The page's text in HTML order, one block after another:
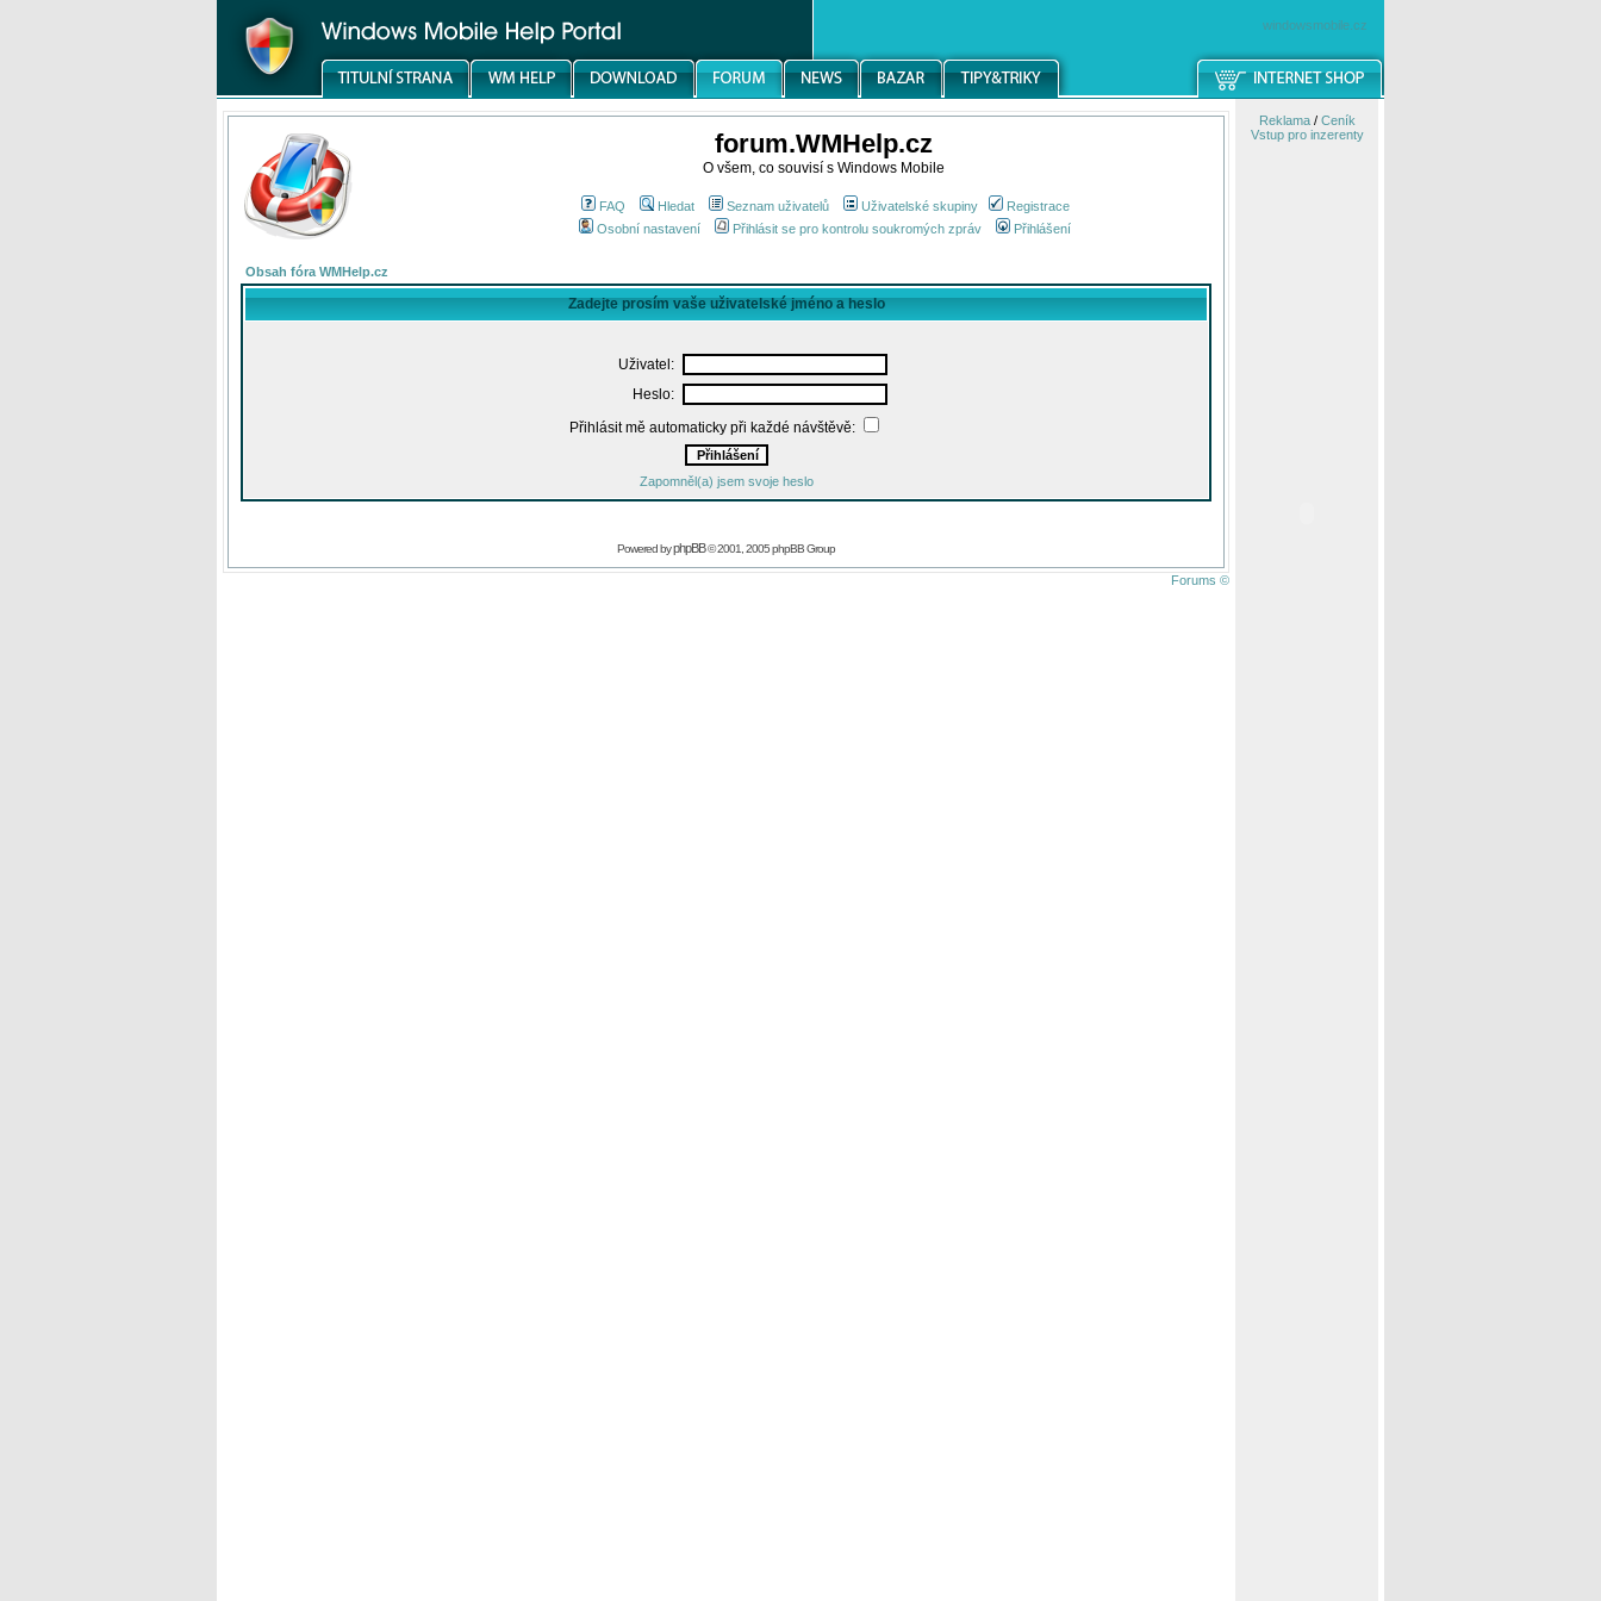
windowsmobile.cz
forum.WMHelp.cz
O všem, co souvisí s Windows Mobile
FAQ Hledat Seznam uživatelů Uživatelské skupiny
Registrace
Osobní nastavení
Přihlásit se pro kontrolu soukromých zpráv Přihlášení
Obsah fóra WMHelp.cz
Zadejte prosím vaše uživatelské jméno a heslo
Uživatel:
Heslo:
Přihlásit mě automaticky při každé návštěvě:
Zapomněl(a) jsem svoje heslo
Powered byphpBB© 2001, 2005 phpBB Group
Forums ©
Reklama/ Ceník
Vstup pro inzerenty